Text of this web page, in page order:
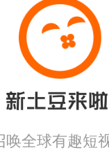
唤全球有趣短